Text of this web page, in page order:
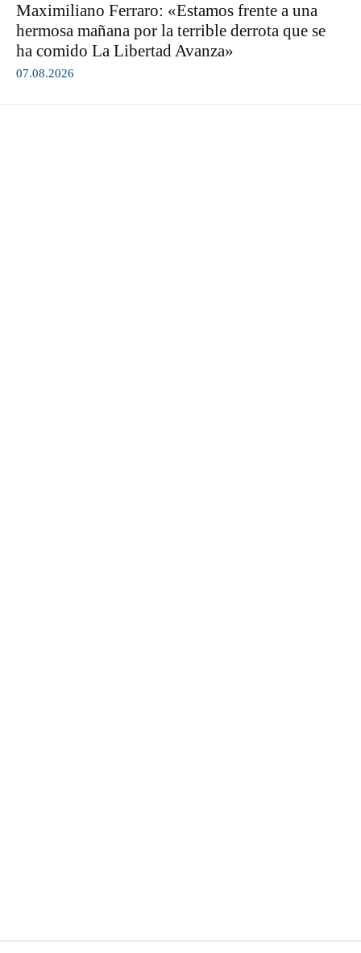
Maximiliano Ferraro: «Estamos frente a una
hermosa mañana por la terrible derrota que se
ha comido La Libertad Avanza»
07.08.2026